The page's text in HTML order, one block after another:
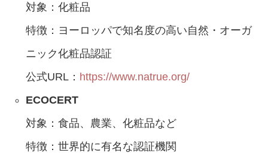
対象：化粧品
特徴：ヨーロッパで知名度の高い自然・オーガ
ニック化粧品認証
公式URL： https://www.natrue.org/
ECOCERT
対象：食品、農業、化粧品など
特徴：世界的に有名な認証機関